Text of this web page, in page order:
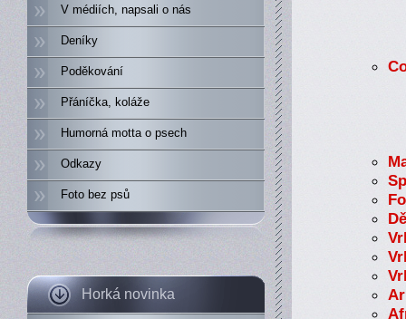
V médiích, napsali o nás
Deníky
Poděkování
Přáníčka, koláže
Humorná motta o psech
Odkazy
Foto bez psů
Horká novinka